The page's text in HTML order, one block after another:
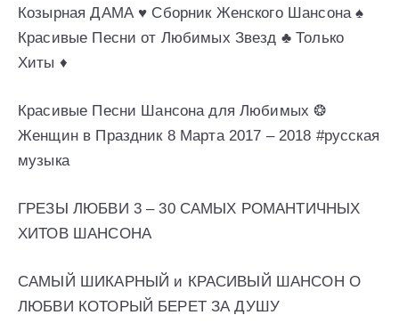
Козырная ДАМА ♥ Сборник Женского Шансона ♠
Красивые Песни от Любимых Звезд ♣ Только
Хиты ♦
Красивые Песни Шансона для Любимых ❂
Женщин в Праздник 8 Марта 2017 – 2018 #русская
музыка
ГРЕЗЫ ЛЮБВИ 3 – 30 САМЫХ РОМАНТИЧНЫХ
ХИТОВ ШАНСОНА
САМЫЙ ШИКАРНЫЙ и КРАСИВЫЙ ШАНСОН О
ЛЮБВИ КОТОРЫЙ БЕРЕТ ЗА ДУШУ